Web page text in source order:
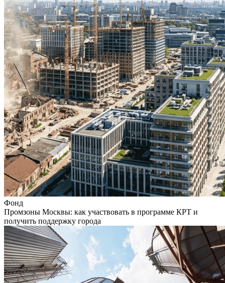
Фонд
Промзоны Москвы: как участвовать в программе КРТ и
получить поддержку города